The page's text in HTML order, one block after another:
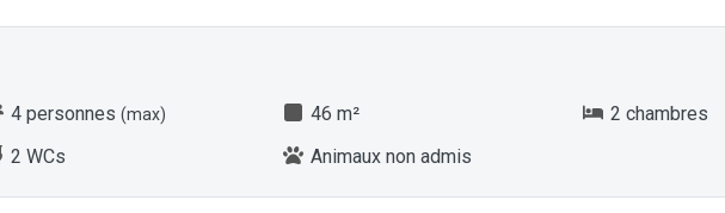
4 personnes (max) 46 m²
2 chambres
2 WCs Animaux non admis